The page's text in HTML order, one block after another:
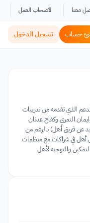
معنا لأصحاب العمل
حساب تسجيل الدخول
الذي تقدمه من تدريبات
سمر دودين وروان الزين وايمان النمري وكفاح عدنان
عن فريق أهل) بالرغم من
أهل في شراكات مع منظمات
والتوجيه لأهل